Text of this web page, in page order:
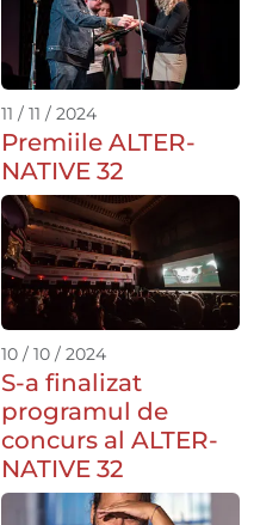
11 / 11 / 2024
Premiile ALTER-
NATIVE 32
10 / 10 / 2024
S-a finalizat
programul de
concurs al ALTER-
NATIVE 32